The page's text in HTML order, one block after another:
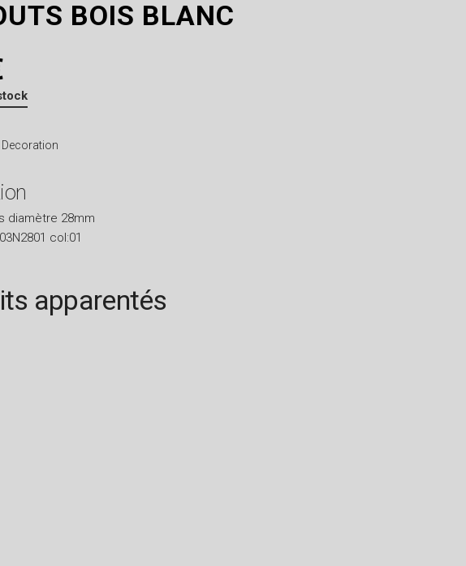
BOIS BLANC
Decoration
diamètre 28mm
col:01
apparentés